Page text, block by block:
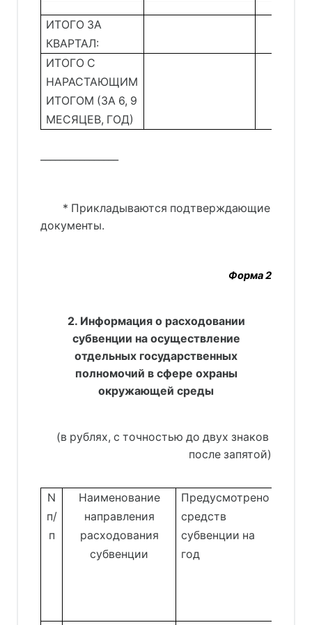
ИТОГО ЗА
КВАРТАЛ:
ИТОГО С
НАРАСТАЮЩИМ
ИТОГОМ (ЗА 6, 9
МЕСЯЦЕВ, ГОД)
* Прикладываются подтверждающие
документы.
Форма 2
2. Информация о расходовании
субвенции на осуществление
отдельных государственных
полномочий в сфере охраны
окружающей среды
(в рублях, с точностью до двух знаков
после запятой)
N
п/
п
Наименование
направления
расходования
субвенции
Предусмотрено
средств
субвенции на
год